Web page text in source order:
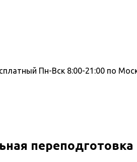
Пн-Вск 8:00-21:00 по
переподготовка